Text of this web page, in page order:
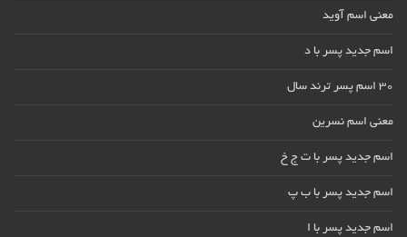
معنی اسم آوید
اسم جدید پسر با د
30 اسم پسر ترند سال
معنی اسم نسرین
اسم جدید پسر با ت ج خ
اسم جدید پسر با ب پ
اسم جدید پسر با ا